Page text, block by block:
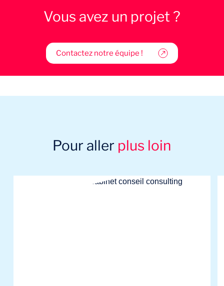
Vous avez un projet ?
Contactez notre équipe !
Pour aller plus loin